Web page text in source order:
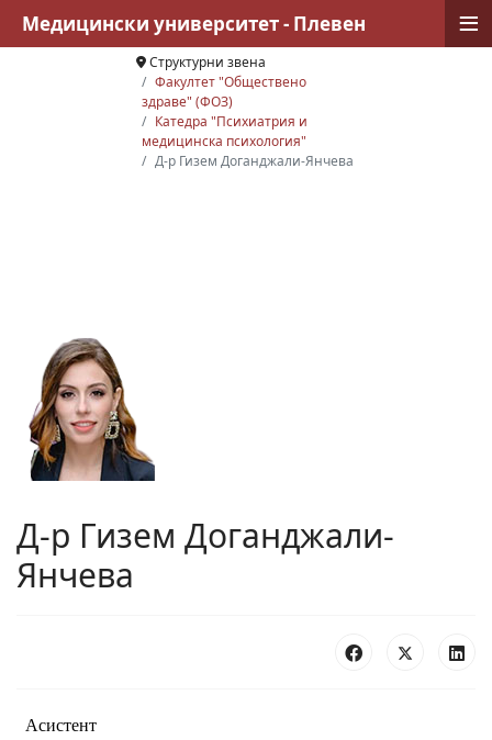
Структурни звена
Факултет "Обществено
здраве" (ФОЗ)
Катедра "Психиатрия и
медицинска психология"
Д-р Гизем Доганджали-Янчева
Д-р Гизем Доганджали-
Янчева
Медицински университет - Плевен ≡